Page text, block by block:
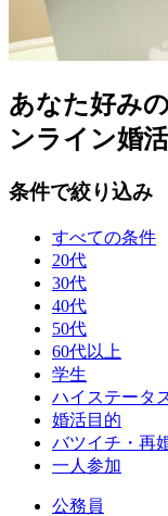
あなた好み
ンライン婚
条件で絞り込み
すべての条件
20代
30代
40代
50代
60代以上
学生
ハイステータ
婚活目的
バツイチ・再
一人参加
公務員